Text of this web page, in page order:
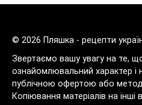
© 2026 Пляшка - рецепти
Звертаємо вашу увагу на те,
ознайомлювальний характер і
публічною офертою або
Копіювання матеріалів на